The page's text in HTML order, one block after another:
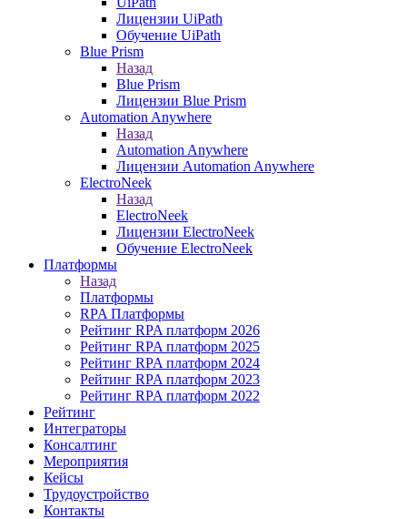
Лицензии UiPath
Обучение UiPath
Blue Prism
Назад
Blue Prism
Лицензии Blue Prism
Automation Anywhere
Назад
Automation Anywhere
Лицензии Automation Anywhere
ElectroNeek
Назад
ElectroNeek
Лицензии ElectroNeek
Обучение ElectroNeek
Платформы
Назад
Платформы
RPA Платформы
Рейтинг RPA платформ 2026
Рейтинг RPA платформ 2025
Рейтинг RPA платформ 2024
Рейтинг RPA платформ 2023
Рейтинг RPA платформ 2022
Рейтинг
Интеграторы
Консалтинг
Mероприятия
Кейсы
Трудоустройство
Контакты